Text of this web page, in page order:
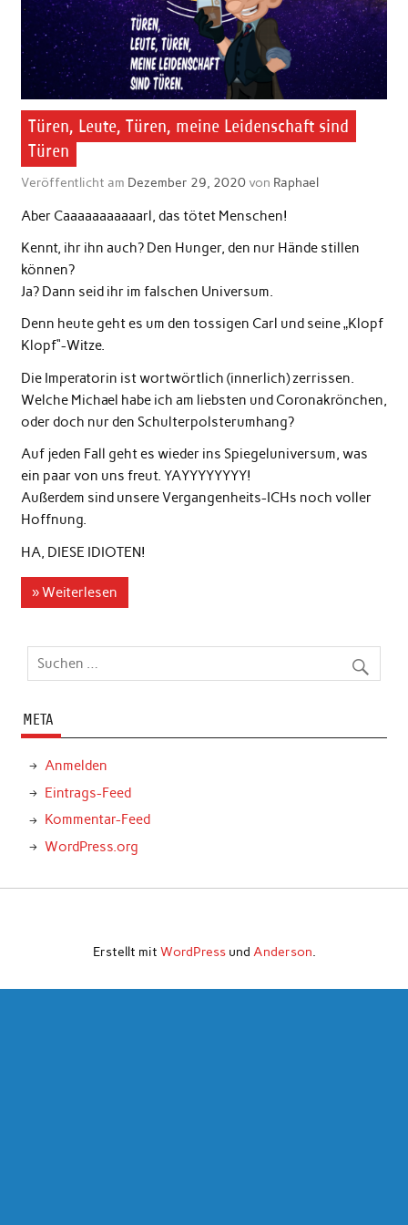
Türen, Leute, Türen, meine Leidenschaft sind
Türen
Veröffentlicht am Dezember 29, 2020von Raphael
Aber Caaaaaaaaaaarl, das tötet Menschen!
Kennt, ihr ihn auch? Den Hunger, den nur Hände stillen
können?
Ja? Dann seid ihr im falschen Universum.
Denn heute geht es um den tossigen Carl und seine „Klopf
Klopf“-Witze.
Die Imperatorin ist wortwörtlich (innerlich) zerrissen.
Welche Michael habe ich am liebsten und Coronakrönchen,
oder doch nur den Schulterpolsterumhang?
Auf jeden Fall geht es wieder ins Spiegeluniversum, was
ein paar von uns freut. YAYYYYYYYY!
Außerdem sind unsere Vergangenheits-ICHs noch voller
Hoffnung.
HA, DIESE IDIOTEN!
» Weiterlesen
META
Anmelden
Eintrags-Feed
Kommentar-Feed
WordPress.org
Erstellt mit WordPressund Anderson